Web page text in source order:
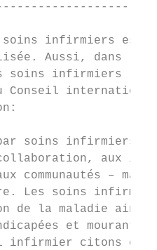
infirmiers est
Aussi, dans le
soins infirmiers
Conseil
soins infirmiers
aux
communautés –
Les soins
de la maladie
et
infirmier citons